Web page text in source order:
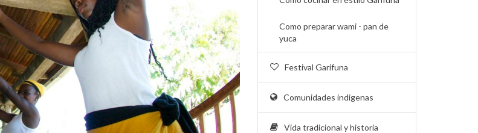
Como preparar wami - pan de
yuca
Festival Garifuna
Comunidades indigenas
Vida tradicional y historia